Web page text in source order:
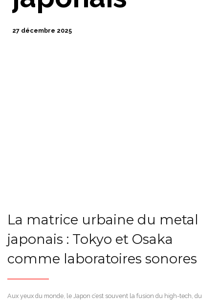
27 décembre 2025
La matrice urbaine du metal
japonais : Tokyo et Osaka
comme laboratoires sonores
Aux yeux du monde, le Japon c’est souvent la fusion du high-tech, du